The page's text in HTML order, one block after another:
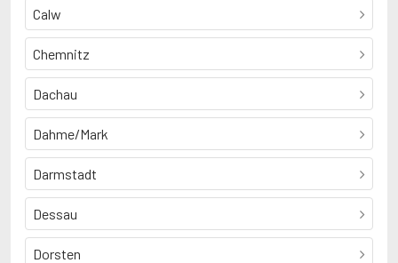
Calw
Chemnitz
Dachau
Dahme/Mark
Darmstadt
Dessau
Dorsten